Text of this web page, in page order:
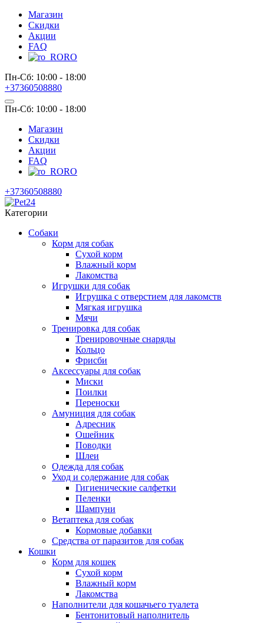
Магазин
Скидки
Акции
FAQ
RO
Пн-Сб: 10:00 - 18:00
+37360508880
Пн-Сб: 10:00 - 18:00
Магазин
Скидки
Акции
FAQ
RO
+37360508880
Категории
Собаки
Корм для собак
Сухой корм
Влажный корм
Лакомства
Игрушки для собак
Игрушка с отверстием для лакомств
Мягкая игрушка
Мячи
Тренировка для собак
Тренировочные снаряды
Кольцо
Фрисби
Аксессуары для собак
Миски
Поилки
Переноски
Амуниция для собак
Адресник
Ошейник
Поводки
Шлеи
Одежда для собак
Уход и содержание для собак
Гигиенические салфетки
Пеленки
Шампуни
Ветаптека для собак
Кормовые добавки
Средства от паразитов для собак
Кошки
Корм для кошек
Сухой корм
Влажный корм
Лакомства
Наполнители для кошачьего туалета
Бентонитовый наполнитель